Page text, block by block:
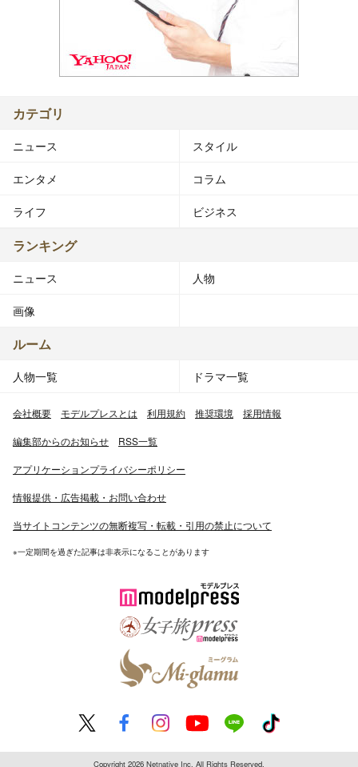
カテゴリ
ニュース スタイル
エンタメ コラム
ライフ ビジネス
ランキング
ニュース 人物
画像
ルーム
人物一覧 ドラマ一覧
会社概要 モデルプレスとは 利用規約 推奨環境 採用情報
編集部からのお知らせ RSS一覧
アプリケーションプライバシーポリシー
情報提供・広告掲載・お問い合わせ
当サイトコンテンツの無断複写・転載・引用の禁止について
※一定期間を過ぎた記事は非表示になることがあります
Copyright 2026 Netnative Inc. All Rights Reserved.